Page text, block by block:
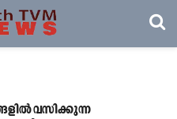
വസിക്കുന്ന